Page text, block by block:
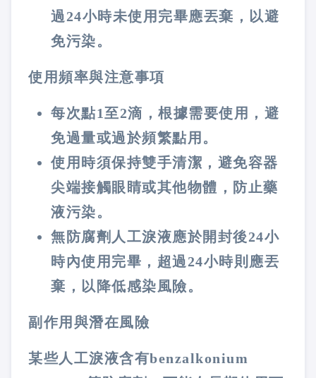
過24小時未使用完畢應丟棄，以避
免污染​。
使用頻率與注意事項
每次點1至2滴，根據需要使用，避
免過量或過於頻繁點用。
使用時須保持雙手清潔，避免容器
尖端接觸眼睛或其他物體，防止藥
液污染。
無防腐劑人工淚液應於開封後24小
時內使用完畢，超過24小時則應丟
棄，以降低感染風險​。
副作用與潛在風險
某些人工淚液含有benzalkonium